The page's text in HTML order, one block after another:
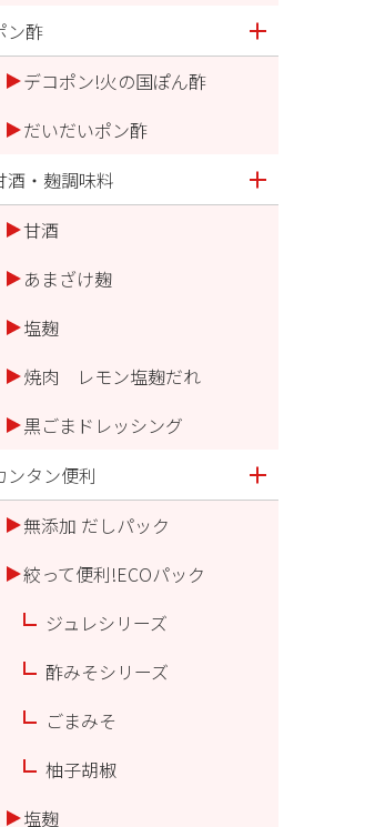
ン酢
デコポン!火の国ぽん酢
だいだいポン酢
酒・麹調味料
甘酒
あまざけ麹
塩麹
焼肉 レモン塩麹だれ
黒ごまドレッシング
ンタン便利
無添加 だしパック
絞って便利!ECOパック
ジュレシリーズ
酢みそシリーズ
ごまみそ
柚子胡椒
塩麹